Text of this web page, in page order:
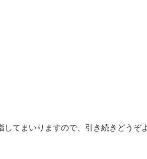
てまいりますので、引き続きどうぞ